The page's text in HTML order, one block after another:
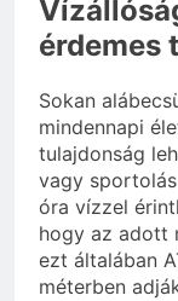
érdemes
Sokan
mindennapi
tulajdonság
vagy
óra vízzel
hogy az adott
ezt általában
méterben